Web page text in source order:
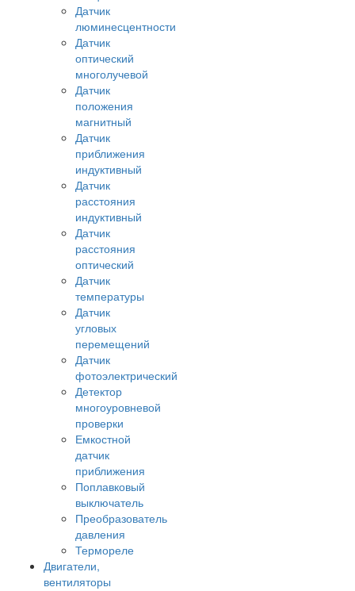
Датчик
люминесцентности
Датчик
оптический
многолучевой
Датчик
положения
магнитный
Датчик
приближения
индуктивный
Датчик
расстояния
индуктивный
Датчик
расстояния
оптический
Датчик
температуры
Датчик
угловых
перемещений
Датчик
фотоэлектрический
Детектор
многоуровневой
проверки
Емкостной
датчик
приближения
Поплавковый
выключатель
Преобразователь
давления
Термореле
Двигатели,
вентиляторы